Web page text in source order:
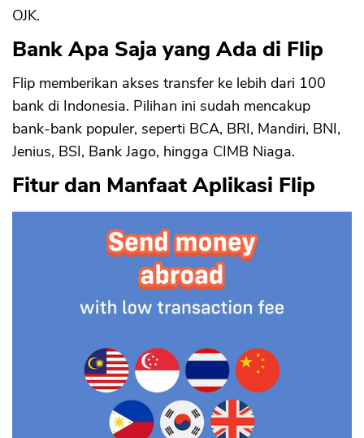
OJK.
Bank Apa Saja yang Ada di Flip
Flip memberikan akses transfer ke lebih dari 100
bank di Indonesia. Pilihan ini sudah mencakup
bank-bank populer, seperti BCA, BRI, Mandiri, BNI,
Jenius, BSI, Bank Jago, hingga CIMB Niaga.
Fitur dan Manfaat Aplikasi Flip
OK
CANCEL